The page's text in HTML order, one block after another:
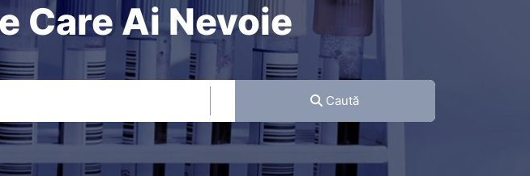
Care Ai Nevoie
Caută